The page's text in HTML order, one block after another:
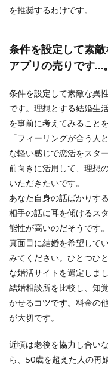
を推奨するわけです。
条件を設定して素
アプリの売りです…。
条件を設定して素敵な異
です。理想とする結婚生
を事前に考えてみること
「フィーリングが合う人
な軽い感じで恋活をスタ
前向きに活用して、理想
いただきたいです。
あなた自身の話ばかりす
相手の話に耳を傾けるス
能性が高いのだそうです。
真面目に結婚を希望して
みてください。ひとつひ
な婚活サイトを選定しまし
結婚相談所を比較し、知
かせるコツです。料金の
が大切です。
近頃は老後を協力し合い
ら、50歳を超えた人の再